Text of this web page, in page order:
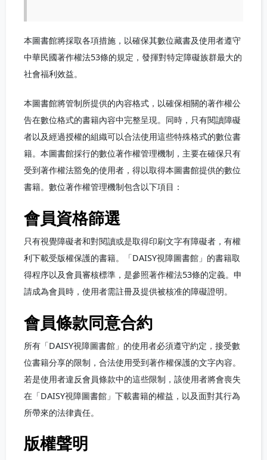
本圖書館將採取各項措施，以確保其數位藏書及使用者遵守
中華民國著作權法53條的規定，發揮對特定障礙族群最大的
社會福利效益。
本圖書館將管制所提供的內容格式，以確保相關的著作權公
告在數位格式的書籍內容中完整呈現。同時，只有閱讀障礙
者以及經過授權的組織可以合法使用這些特殊格式的數位書
籍。本圖書館採行的數位著作權管理機制，主要在確保只有
受到著作權法豁免的使用者，得以取得本圖書館提供的數位
書籍。數位著作權管理機制包含以下項目：
會員資格篩選
只有視覺障礙者和對閱讀或是取得印刷文字有障礙者，有權
利下載受版權保護的書籍。「DAISY視障圖書館」的書籍取
得程序以及會員審核標準，是參照著作權法53條的定義。申
請成為會員時，使用者需註冊及提供被核准的障礙證明。
會員條款同意合約
所有「DAISY視障圖書館」的使用者必須遵守約定，接受數
位書籍分享的限制，合法使用受到著作權保護的文字內容。
若是使用者違反會員條款中的這些限制，該使用者將會喪失
在「DAISY視障圖書館」下載書籍的權益，以及面對其行為
所帶來的法律責任。
版權聲明